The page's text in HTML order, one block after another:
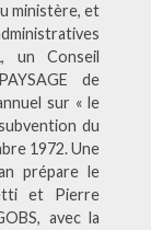
ministère, et
un Conseil
de
sur « le
du
1972. Une
prépare le
et Pierre
avec la